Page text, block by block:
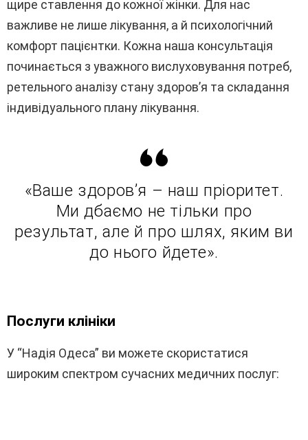
щире ставлення до кожної жінки. Для нас
важливе не лише лікування, а й психологічний
комфорт пацієнтки. Кожна наша консультація
починається з уважного вислуховування потреб,
ретельного аналізу стану здоров’я та складання
індивідуального плану лікування.
«Ваше здоров’я – наш пріоритет.
Ми дбаємо не тільки про
результат, але й про шлях, яким ви
до нього йдете».
Послуги клініки
У “Надія Одеса” ви можете скористатися
широким спектром сучасних медичних послуг: